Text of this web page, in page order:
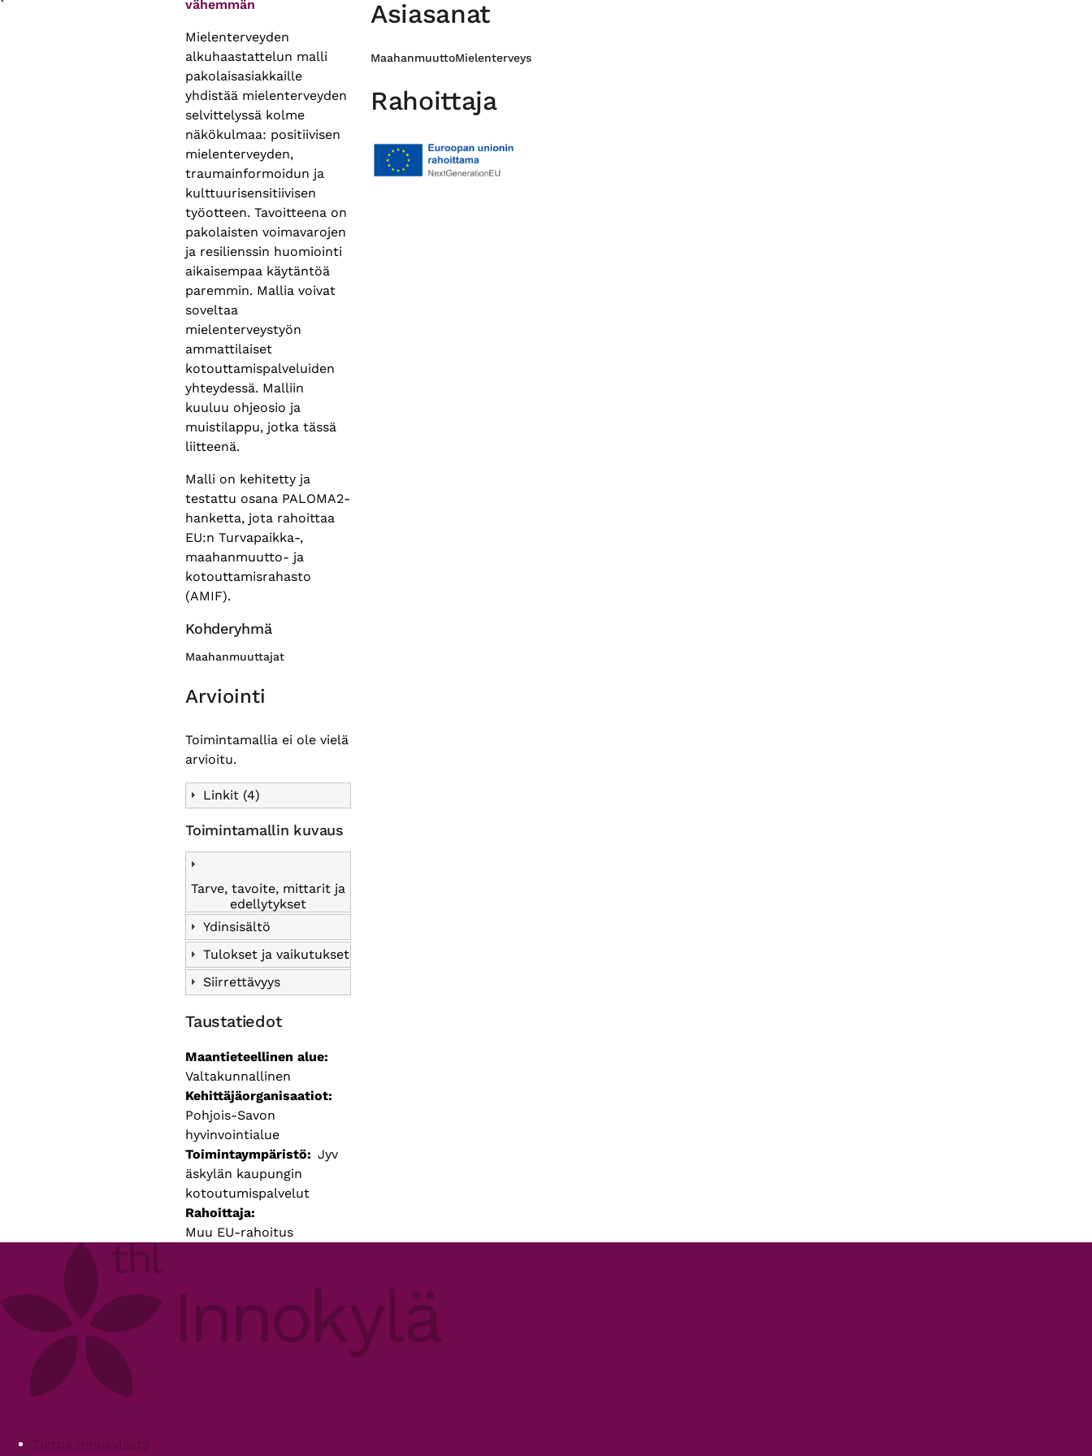
vähemmän
Mielenterveyden
alkuhaastattelun malli
pakolaisasiakkaille
yhdistää mielenterveyden
selvittelyssä kolme
näkökulmaa: positiivisen
mielenterveyden,
traumainformoidun ja
kulttuurisensitiivisen
työotteen. Tavoitteena on
pakolaisten voimavarojen
ja resilienssin huomiointi
aikaisempaa käytäntöä
paremmin. Mallia voivat
soveltaa
mielenterveystyön
ammattilaiset
kotouttamispalveluiden
yhteydessä. Malliin
kuuluu ohjeosio ja
muistilappu, jotka tässä
liitteenä.
Malli on kehitetty ja
testattu osana PALOMA2-
hanketta, jota rahoittaa
EU:n Turvapaikka-,
maahanmuutto- ja
kotouttamisrahasto
(AMIF).
Kohderyhmä
Maahanmuuttajat
Arviointi
Toimintamallia ei ole vielä
arvioitu.
Linkit (4)
Toimintamallin kuvaus
Tarve, tavoite, mittarit ja
edellytykset
Ydinsisältö
Tulokset ja vaikutukset
Siirrettävyys
Taustatiedot
Maantieteellinen alue
Valtakunnallinen
Kehittäjäorganisaatiot
Pohjois-Savon
hyvinvointialue
Toimintaympäristö
Jyv
äskylän kaupungin
kotoutumispalvelut
Rahoittaja
Muu EU-rahoitus
Asiasanat
MaahanmuuttoMielenterveys
Rahoittaja
FooterTietoa Innokylästä